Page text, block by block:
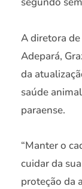
A diretora
Adepará,
da
saúde
paraense.
“Manter o
cuidar da
proteção da